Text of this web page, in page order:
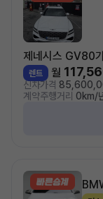
제네시스 GV80
렌트 월
신차가격
계약주행거리 0km/